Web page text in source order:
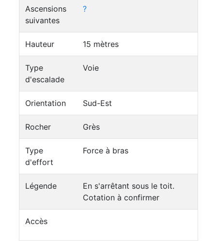
Ascensions
suivantes
?
Hauteur 15 mètres
Type
d'escalade
Voie
Orientation Sud-Est
Rocher Grès
Type
d'effort
Force à bras
Légende
En s'arrêtant sous le toit.
Cotation à confirmer
Accès